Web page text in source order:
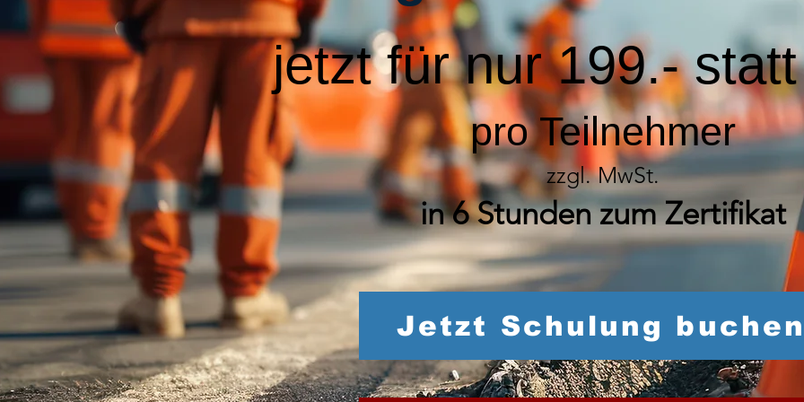
jetzt für nur 199.-
pro Teilnehmer
zzgl. MwSt.
in 6 Stunden zum Zertifikat
Jetzt Schulung